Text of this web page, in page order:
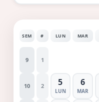
SEM # LUN MAR
9 1
10 2 5
LUN
6
MAR